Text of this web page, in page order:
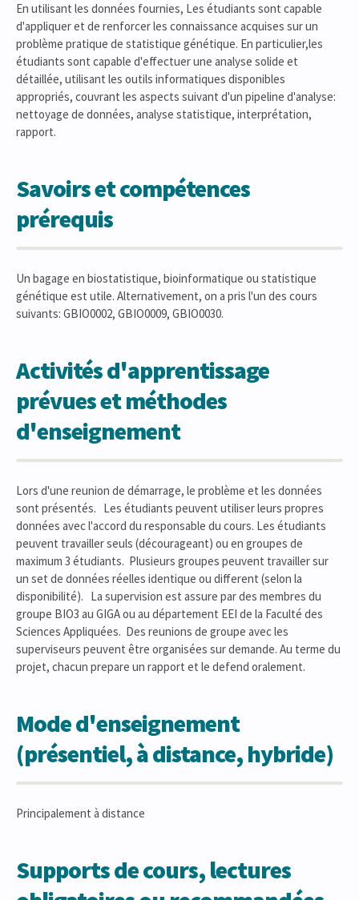
En utilisant les données fournies, Les étudiants sont capable
d'appliquer et de renforcer les connaissance acquises sur un
problème pratique de statistique génétique. En particulier,les
étudiants sont capable d'effectuer une analyse solide et
détaillée, utilisant les outils informatiques disponibles
appropriés, couvrant les aspects suivant d'un pipeline d'analyse:
nettoyage de données, analyse statistique, interprétation,
rapport.
Savoirs et compétences
prérequis
Un bagage en biostatistique, bioinformatique ou statistique
génétique est utile. Alternativement, on a pris l'un des cours
suivants: GBIO0002, GBIO0009, GBIO0030.
Activités d'apprentissage
prévues et méthodes
d'enseignement
Lors d'une reunion de démarrage, le problème et les données
sont présentés. Les étudiants peuvent utiliser leurs propres
données avec l'accord du responsable du cours. Les étudiants
peuvent travailler seuls (décourageant) ou en groupes de
maximum 3 étudiants. Plusieurs groupes peuvent travailler sur
un set de données réelles identique ou different (selon la
disponibilité). La supervision est assure par des membres du
groupe BIO3 au GIGA ou au département EEI de la Faculté des
Sciences Appliquées. Des reunions de groupe avec les
superviseurs peuvent être organisées sur demande. Au terme du
projet, chacun prepare un rapport et le defend oralement.
Mode d'enseignement
(présentiel, à distance, hybride)
Principalement à distance
Supports de cours, lectures